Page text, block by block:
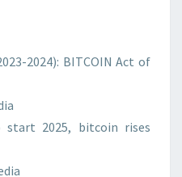
2024): BITCOIN Act of
start 2025, bitcoin rises